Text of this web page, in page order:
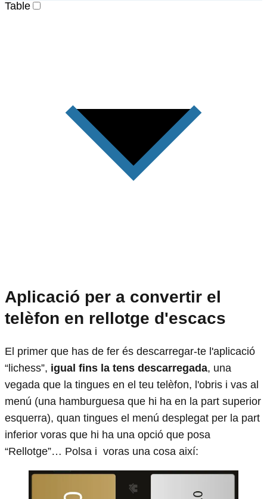
Table
Aplicació per a convertir el
telèfon en rellotge d'escacs
El primer que has de fer és descarregar-te l'aplicació
“lichess”, igual fins la tens descarregada, una
vegada que la tingues en el teu telèfon, l'obris i vas al
menú (una hamburguesa que hi ha en la part superior
esquerra), quan tingues el menú desplegat per la part
inferior voras que hi ha una opció que posa
“Rellotge”… Polsa i voras una cosa així: